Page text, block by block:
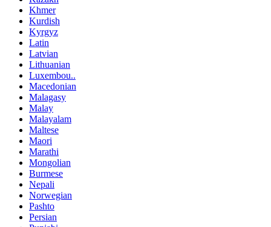
Khmer
Kurdish
Kyrgyz
Latin
Latvian
Lithuanian
Luxembou..
Macedonian
Malagasy
Malay
Malayalam
Maltese
Maori
Marathi
Mongolian
Burmese
Nepali
Norwegian
Pashto
Persian